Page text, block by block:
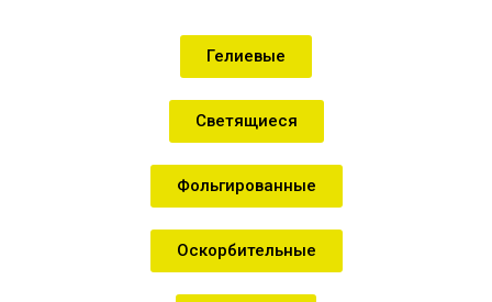
Гелиевые
Светящиеся
Фольгированные
Оскорбительные